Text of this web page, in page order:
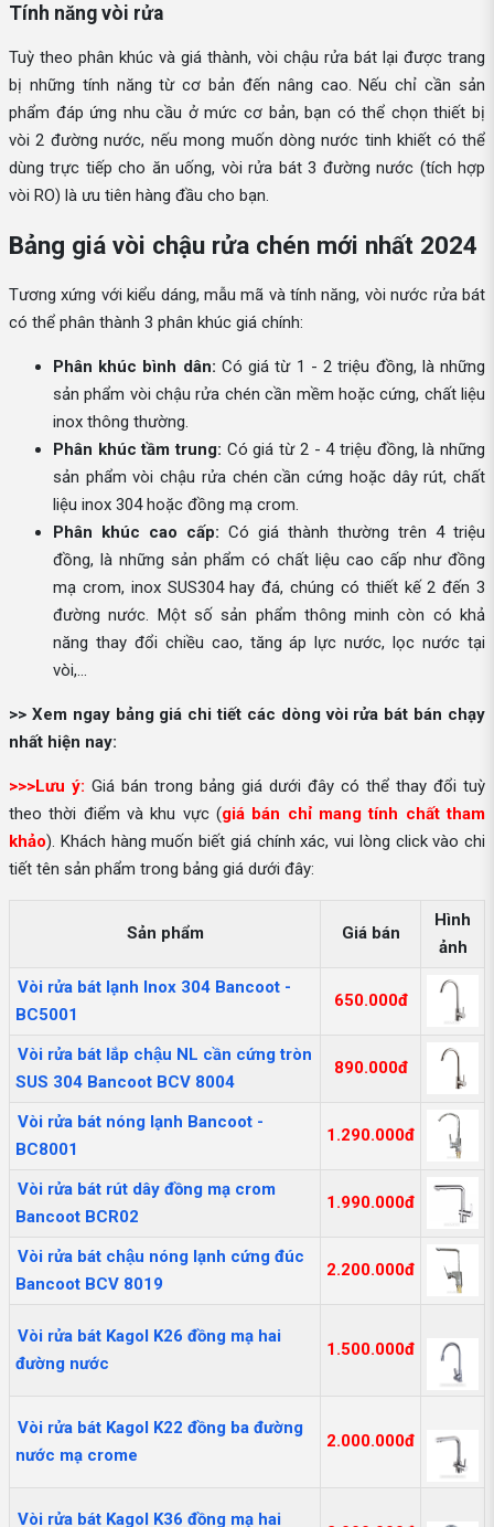
Tính năng vòi rửa
Tuỳ theo phân khúc và giá thành, vòi chậu rửa bát lại được trang
bị những tính năng từ cơ bản đến nâng cao. Nếu chỉ cần sản
phẩm đáp ứng nhu cầu ở mức cơ bản, bạn có thể chọn thiết bị
vòi 2 đường nước, nếu mong muốn dòng nước tinh khiết có thể
dùng trực tiếp cho ăn uống, vòi rửa bát 3 đường nước (tích hợp
vòi RO) là ưu tiên hàng đầu cho bạn.
Bảng giá vòi chậu rửa chén mới nhất 2024
Tương xứng với kiểu dáng, mẫu mã và tính năng, vòi nước rửa bát
có thể phân thành 3 phân khúc giá chính:
Phân khúc bình dân: Có giá từ 1 - 2 triệu đồng, là những
sản phẩm vòi chậu rửa chén cần mềm hoặc cứng, chất liệu
inox thông thường.
Phân khúc tầm trung: Có giá từ 2 - 4 triệu đồng, là những
sản phẩm vòi chậu rửa chén cần cứng hoặc dây rút, chất
liệu inox 304 hoặc đồng mạ crom.
Phân khúc cao cấp: Có giá thành thường trên 4 triệu
đồng, là những sản phẩm có chất liệu cao cấp như đồng
mạ crom, inox SUS304 hay đá, chúng có thiết kế 2 đến 3
đường nước. Một số sản phẩm thông minh còn có khả
năng thay đổi chiều cao, tăng áp lực nước, lọc nước tại
vòi,...
>> Xem ngay bảng giá chi tiết các dòng vòi rửa bát bán chạy
nhất hiện nay:
>>>Lưu ý: Giá bán trong bảng giá dưới đây có thể thay đổi tuỳ
theo thời điểm và khu vực (giá bán chỉ mang tính chất tham
khảo). Khách hàng muốn biết giá chính xác, vui lòng click vào chi
tiết tên sản phẩm trong bảng giá dưới đây:
Sản phẩm Giá bán
Hình
ảnh
Vòi rửa bát lạnh Inox 304 Bancoot -
BC5001
650.000đ
Vòi rửa bát lắp chậu NL cần cứng tròn
SUS 304 Bancoot BCV 8004
890.000đ
Vòi rửa bát nóng lạnh Bancoot -
BC8001
1.290.000đ
Vòi rửa bát rút dây đồng mạ crom
Bancoot BCR02
1.990.000đ
Vòi rửa bát chậu nóng lạnh cứng đúc
Bancoot BCV 8019
2.200.000đ
Vòi rửa bát Kagol K26 đồng mạ hai
đường nước
1.500.000đ
Vòi rửa bát Kagol K22 đồng ba đường
nước mạ crome
2.000.000đ
Vòi rửa bát Kagol K36 đồng mạ hai